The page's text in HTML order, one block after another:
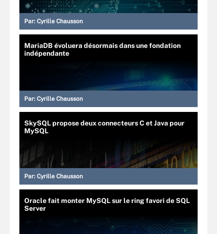
Par: Cyrille Chausson
MariaDB évoluera désormais dans une fondation
indépendante
Par: Cyrille Chausson
SkySQL propose deux connecteurs C et Java pour
MySQL
Par: Cyrille Chausson
Oracle fait monter MySQL sur le ring favori de SQL
Server